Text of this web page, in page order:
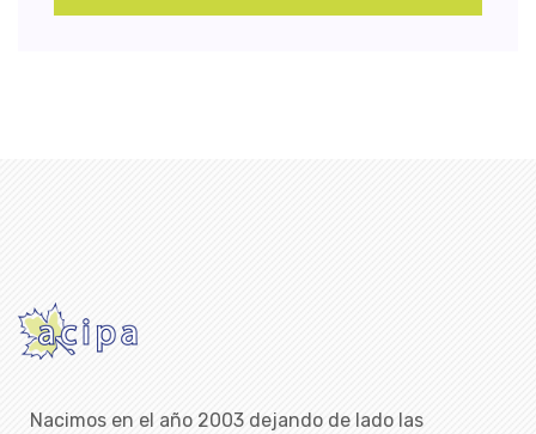
Nacimos en el año 2003 dejando de lado las